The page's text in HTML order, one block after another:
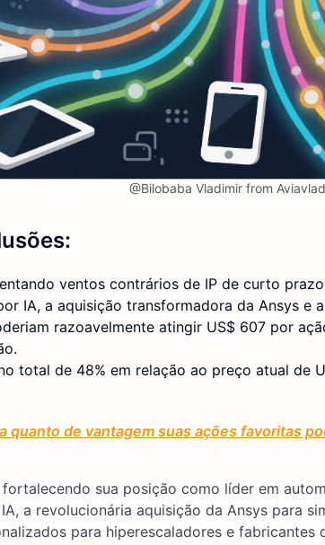
@Bilobaba Vladimir from
ventos contrários de IP de curto
IA, a aquisição transformadora da Ansys
razoavelmente atingir US$ 607 por
total de 48% em relação ao preço atual de
quanto de vantagem suas ações favoritas
sua posição como líder em
a revolucionária aquisição da Ansys para
para hiperescaladores e fabricantes